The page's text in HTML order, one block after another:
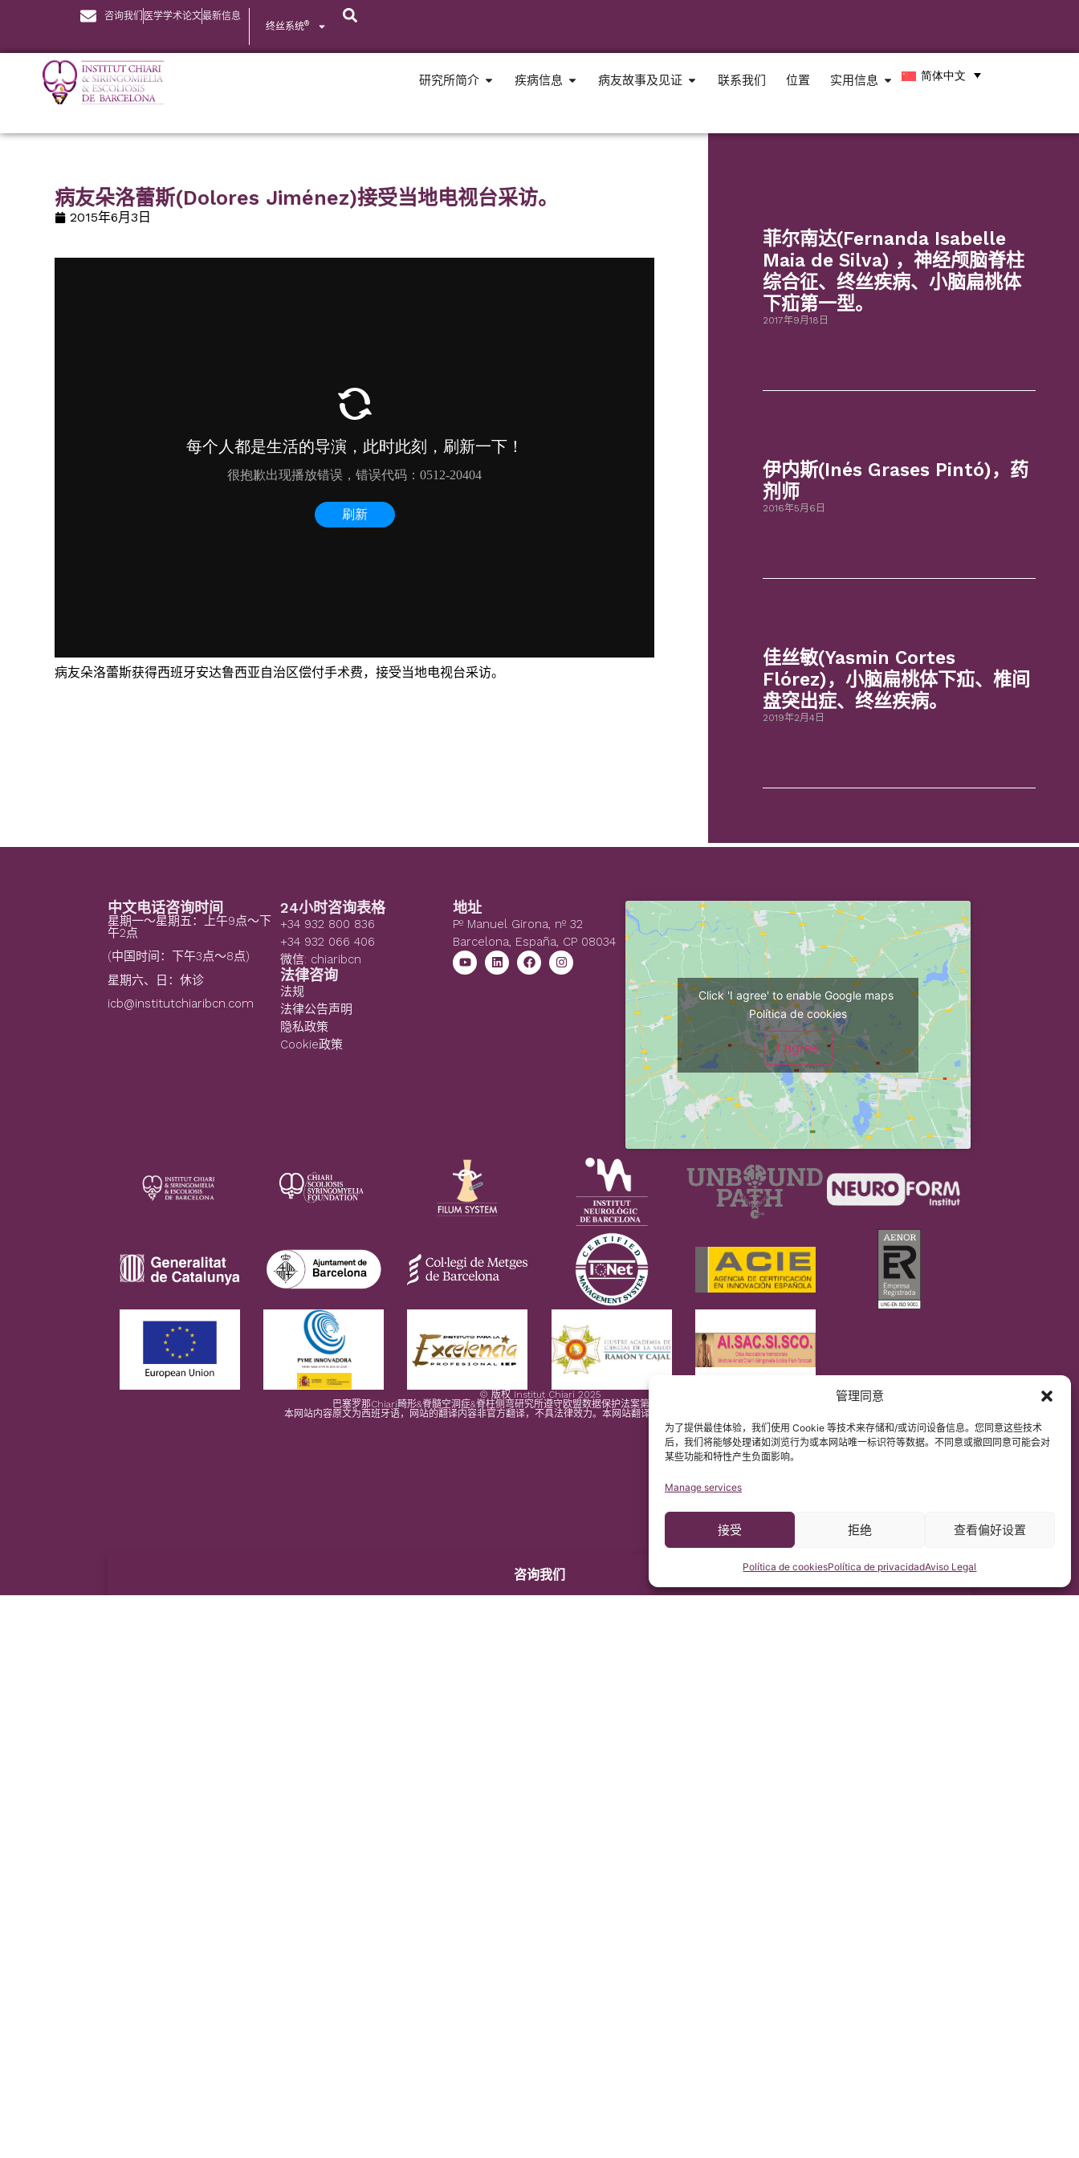
管理同意
为了提供最佳体验，我们使用 Cookie 等技术来存储和/或访问设备信息。您同意这些技术
后，我们将能够处理诸如浏览行为或本网站唯一标识符等数据。不同意或撤回同意可能会对
某些功能和特性产生负面影响。
Manage services
接受 拒绝 查看偏好设置
Política de cookiesPolítica de privacidadAviso Legal
咨询我们 医学学术论文最新信息
终丝系统®
研究所简介 疾病信息 病友故事及见证 联系我们 位置 实用信息 简体中文
病友朵洛蕾斯(Dolores Jiménez)接受当地电视台采访。
2015年6月3日
病友朵洛蕾斯获得西班牙安达鲁西亚自治区偿付手术费，接受当地电视台采访。
菲尔南达(Fernanda Isabelle
Maia de Silva) ，神经颅脑脊柱
综合征、终丝疾病、小脑扁桃体
下疝第一型。
2017年9月18日
伊内斯(Inés Grases Pintó)，药
剂师
2016年5月6日
佳丝敏(Yasmin Cortes
Flórez)，小脑扁桃体下疝、椎间
盘突出症、终丝疾病。
2019年2月4日
中文电话咨询时间
星期一～星期五：上午9点～下
午2点
(中国时间：下午3点～8点)
星期六、日：休诊
icb@institutchiaribcn.com
24小时咨询表格
+34 932 800 836
+34 932 066 406
微信: chiaribcn
法律咨询
法规
法律公告声明
隐私政策
Cookie政策
地址
Pº Manuel Girona, nº 32
Barcelona, España, CP 08034
Click 'I agree' to enable Google maps
Política de cookies
I agree
© 版权 Institut Chiari 2025
巴塞罗那Chiari畸形&脊髓空洞症&脊柱侧弯研究所遵守欧盟数据保护法案第2016/679条（GDPR）
本网站内容原文为西班牙语，网站的翻译内容非官方翻译，不具法律效力。本网站翻译旨在帮助读者理解原文网站内容。
咨询我们